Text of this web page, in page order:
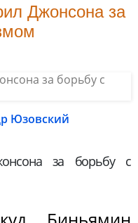
Джонсона за
Юзовский
за борьбу с